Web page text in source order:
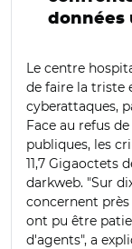
données
Le centre
de faire la triste
cyberattaques,
Face au refus
publiques, les
11,7 Gigaoctets
darkweb. "Sur
concernent
ont pu être
d'agents", a